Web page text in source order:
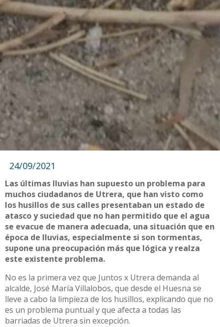
24/09/2021
Las últimas lluvias han supuesto un problema para
muchos ciudadanos de Utrera, que han visto como
los husillos de sus calles presentaban un estado de
atasco y suciedad que no han permitido que el agua
se evacue de manera adecuada, una situación que en
época de lluvias, especialmente si son tormentas,
supone una preocupación más que lógica y realza
este existente problema.
No es la primera vez que Juntos x Utrera demanda al
alcalde, José María Villalobos, que desde el Huesna se
lleve a cabo la limpieza de los husillos, explicando que no
es un problema puntual y que afecta a todas las
barriadas de Utrera sin excepción.